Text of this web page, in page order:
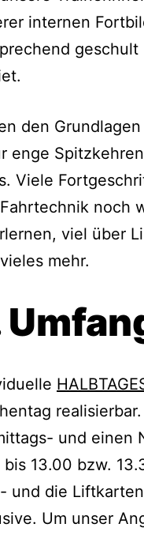
internen
den
enge
Viele
noch
viel über
mehr.
und einen
bis 13.00 bzw.
und die
Um unser